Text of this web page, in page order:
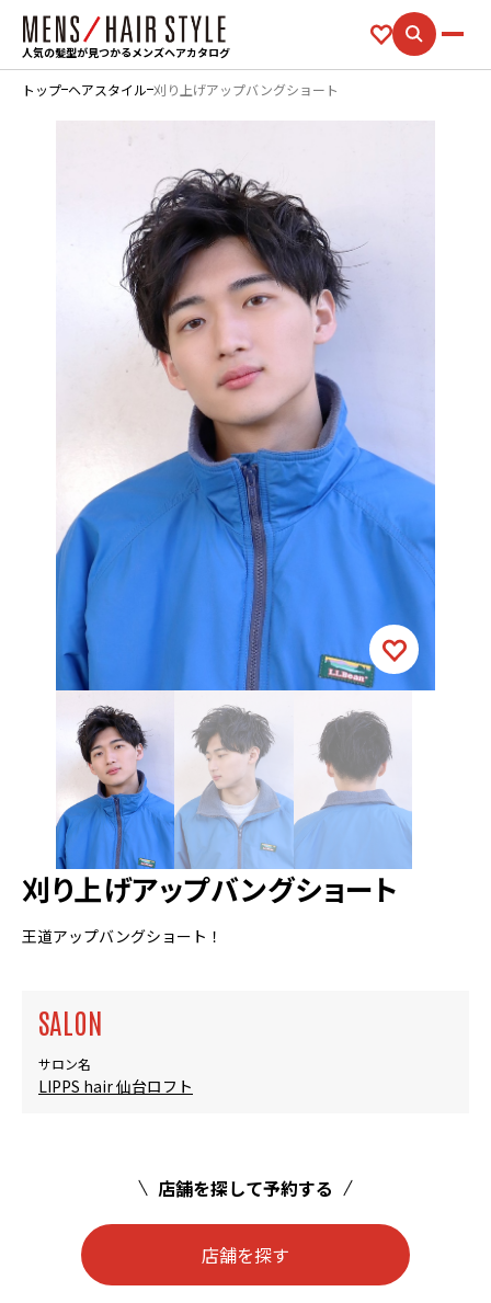
人気の髪型が見つかるメンズヘアカタログ
トップ ヘアスタイル 刈り上げアップバングショート
刈り上げアップバングショート
王道アップバングショート！
SALON
サロン名
LIPPS hair 仙台ロフト
店舗を探して予約する
店舗を探す